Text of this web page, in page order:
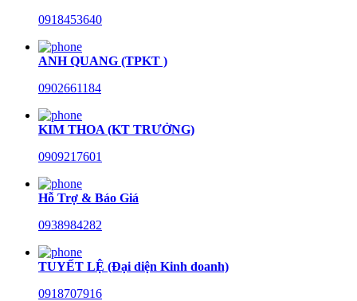
0918453640
ANH QUANG (TPKT )
0902661184
KIM THOA (KT TRƯỞNG)
0909217601
Hỗ Trợ & Báo Giá
0938984282
TUYẾT LỆ (Đại diện Kinh doanh)
0918707916